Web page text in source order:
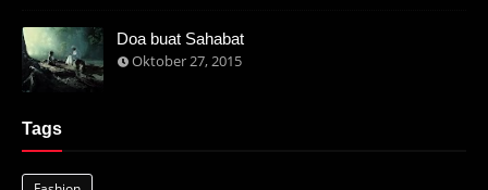
Doa buat Sahabat
Oktober 27, 2015
Tags